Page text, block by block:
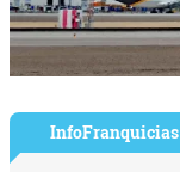
InfoFranquicias